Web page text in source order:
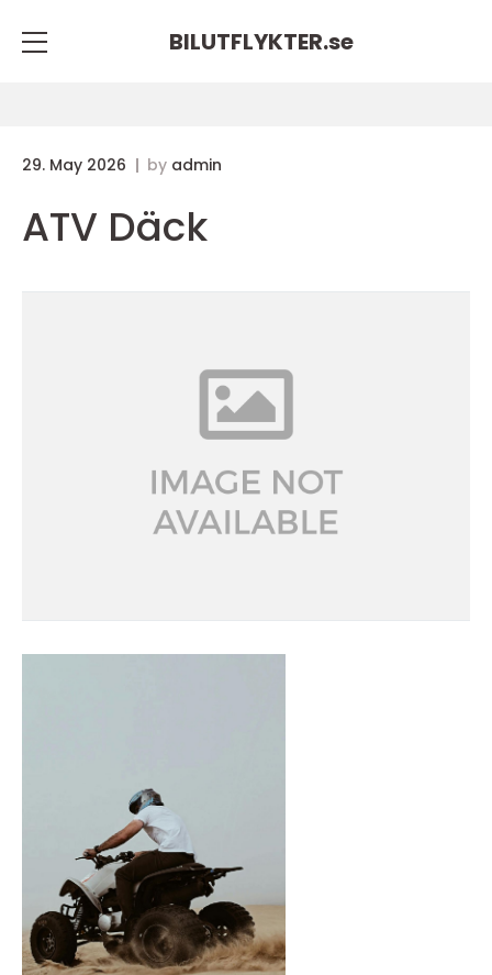
BILUTFLYKTER.se
29. May 2026 by admin
ATV Däck